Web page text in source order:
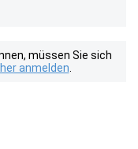
müssen Sie sich
anmelden